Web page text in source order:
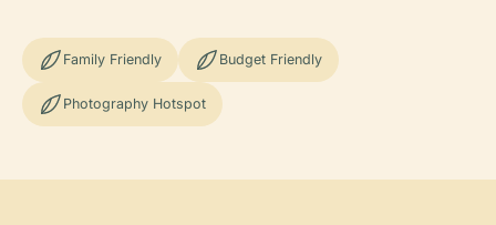
Family Friendly Budget Friendly
Photography Hotspot